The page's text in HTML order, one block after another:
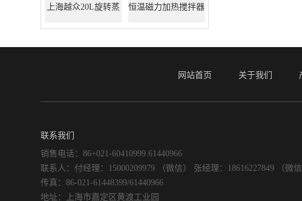
上海越众20L旋转蒸 恒温磁力加热搅拌器
网站首页 关于我们
联系我们
销售电话：86+021-60410999 61440966
联系人：付经理：15000209979 （微信） 张经理：18616227849 （微信
传真：86-021-61448399/61440966
地址：上海市嘉定区黄渡工业园